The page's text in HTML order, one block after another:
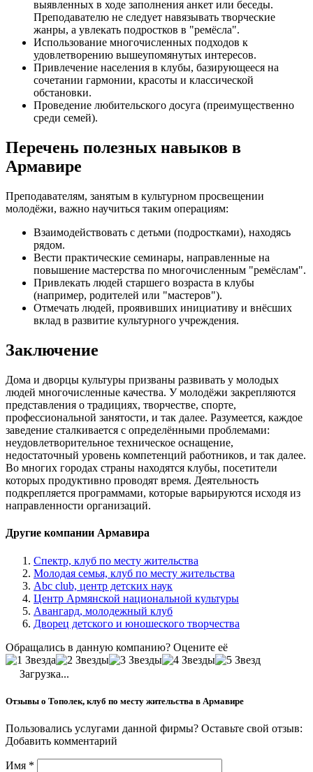
выявленных в ходе заполнения анкет или беседы.
Преподавателю не следует навязывать творческие
жанры, а увлекать подростков в "ремёсла".
Использование многочисленных подходов к
удовлетворению вышеупомянутых интересов.
Привлечение населения в клубы, базирующееся на
сочетании гармонии, красоты и классической
обстановки.
Проведение любительского досуга (преимущественно
среди семей).
Перечень полезных навыков в
Армавире
Преподавателям, занятым в культурном просвещении
молодёжи, важно научиться таким операциям:
Взаимодействовать с детьми (подростками), находясь
рядом.
Вести практические семинары, направленные на
повышение мастерства по многочисленным "ремёслам".
Привлекать людей старшего возраста в клубы
(например, родителей или "мастеров").
Отмечать людей, проявивших инициативу и внёсших
вклад в развитие культурного учреждения.
Заключение
Дома и дворцы культуры призваны развивать у молодых
людей многочисленные качества. У молодёжи закрепляются
представления о традициях, творчестве, спорте,
профессиональной занятости, и так далее. Разумеется, каждое
заведение сталкивается с определёнными проблемами:
неудовлетворительное техническое оснащение,
недостаточный уровень компетенций работников, и так далее.
Во многих городах страны находятся клубы, посетители
которых продуктивно проводят время. Деятельность
подкрепляется программами, которые варьируются исходя из
направленности организаций.
Другие компании Армавира
Спектр, клуб по месту жительства
Молодая семья, клуб по месту жительства
Abc club, центр детских наук
Центр Армянской национальной культуры
Авангард, молодежный клуб
Дворец детского и юношеского творчества
Обращались в данную компанию? Оцените её
Загрузка...
Отзывы о Тополек, клуб по месту жительства в Армавире
Пользовались услугами данной фирмы? Оставьте свой отзыв:
Добавить комментарий
Имя *